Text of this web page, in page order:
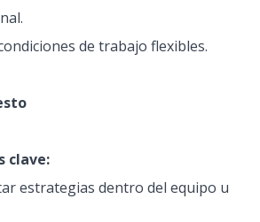
de trabajo flexibles.
clave:
estrategias dentro del equipo u